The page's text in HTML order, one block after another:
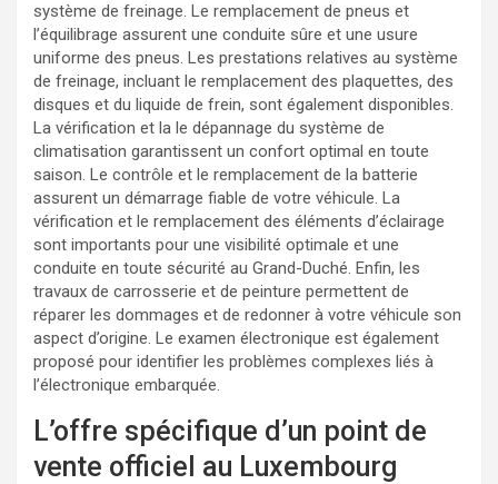
système de freinage. Le remplacement de pneus et
l’équilibrage assurent une conduite sûre et une usure
uniforme des pneus. Les prestations relatives au système
de freinage, incluant le remplacement des plaquettes, des
disques et du liquide de frein, sont également disponibles.
La vérification et la le dépannage du système de
climatisation garantissent un confort optimal en toute
saison. Le contrôle et le remplacement de la batterie
assurent un démarrage fiable de votre véhicule. La
vérification et le remplacement des éléments d’éclairage
sont importants pour une visibilité optimale et une
conduite en toute sécurité au Grand-Duché. Enfin, les
travaux de carrosserie et de peinture permettent de
réparer les dommages et de redonner à votre véhicule son
aspect d’origine. Le examen électronique est également
proposé pour identifier les problèmes complexes liés à
l’électronique embarquée.
L’offre spécifique d’un point de
vente officiel au Luxembourg